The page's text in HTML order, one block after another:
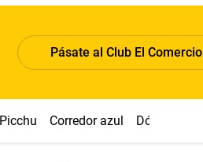
Pásate al Club El Comercio
Corredor azul Dólar